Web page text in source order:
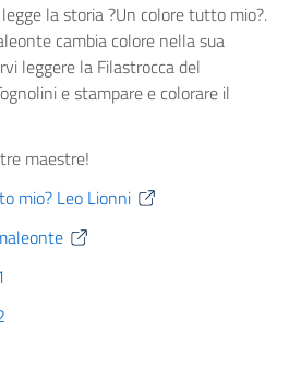
la storia ?Un colore tutto mio?.
cambia colore nella sua
leggere la Filastrocca del
e stampare e colorare il
maestre!
mio? Leo Lionni